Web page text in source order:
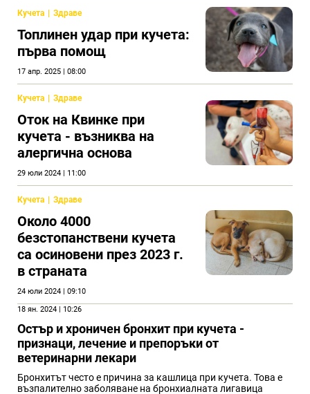
Кучета Здраве
Топлинен удар при кучета:
първа помощ
17 апр. 2025 | 08:00
Кучета Здраве
Оток на Квинке при
кучета - възниква на
алергична основа
29 юли 2024 | 11:00
Кучета Здраве
Около 4000
безстопанствени кучета
са осиновени през 2023 г.
в страната
24 юли 2024 | 09:10
18 ян. 2024 | 10:26
Остър и хроничен бронхит при кучета -
признаци, лечение и препоръки от
ветеринарни лекари
Бронхитът често е причина за кашлица при кучета. Това е
възпалително заболяване на бронхиалната лигавица